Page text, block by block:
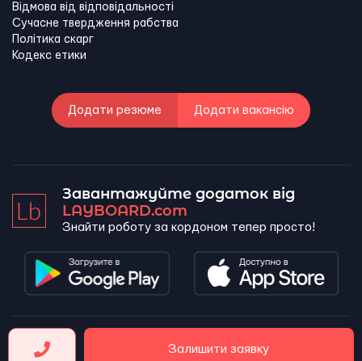
Залишити заявку
Відмова від відповідальності
Сучасне твердження рабства
Політика скарг
Кодекс етики
Додати резюме Додати вакансію
Завантажуйте додаток від
LAYBOARD.com
Знайти роботу за кордоном тепер просто!
LAYBOARD, SL Copyright 2026 ©